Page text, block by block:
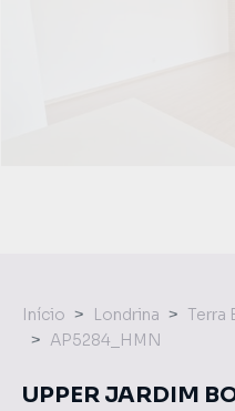
Início Londrina Terra
AP5284_HMN
UPPER JARDIM